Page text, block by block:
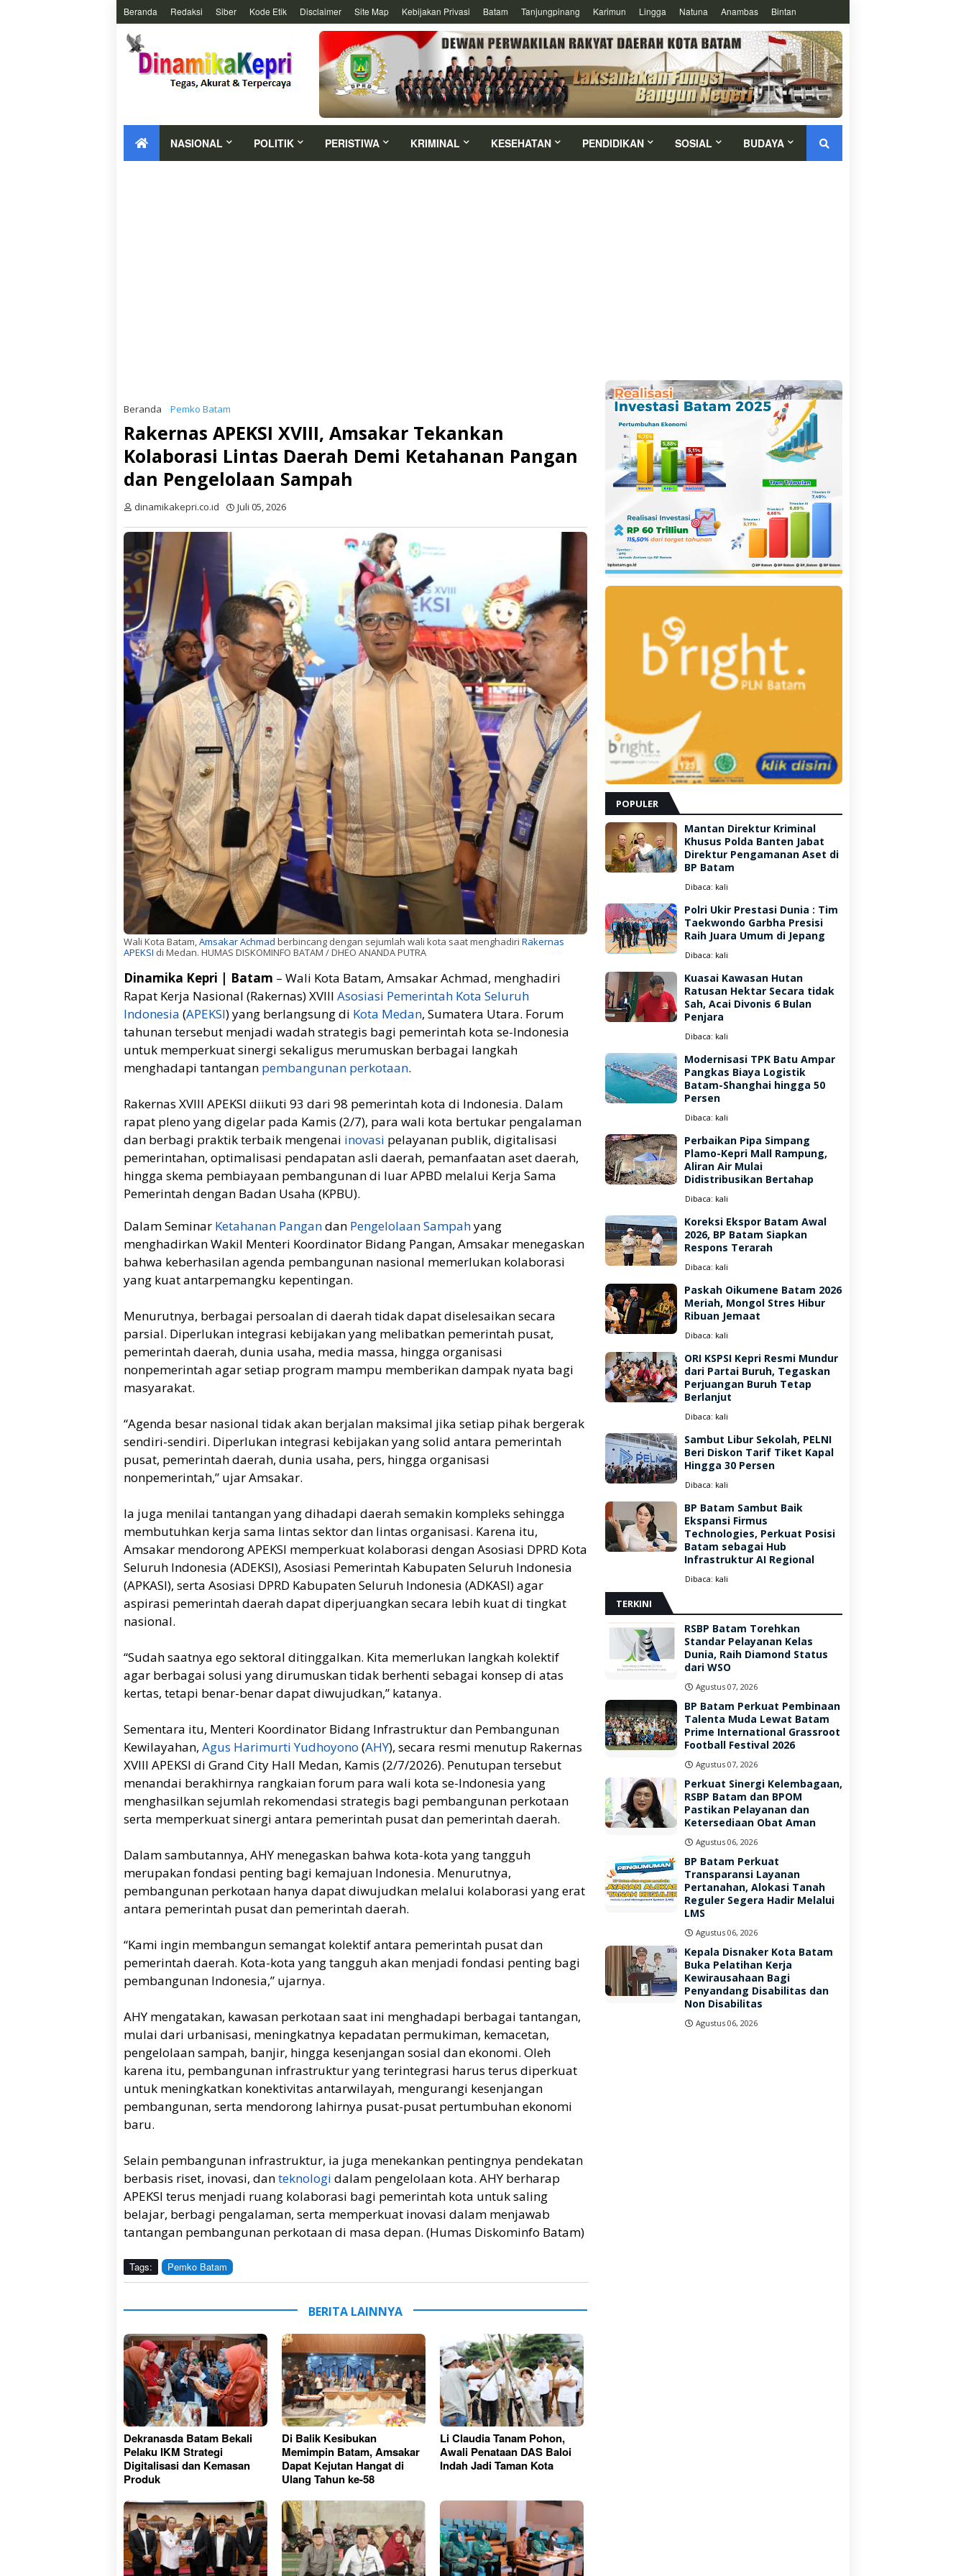
Beranda Redaksi Siber Kode Etik Disclaimer Site Map Kebijakan Privasi Batam Tanjungpinang Karimun Lingga Natuna Anambas Bintan
NASIONAL POLITIK PERISTIWA KRIMINAL KESEHATAN PENDIDIKAN SOSIAL BUDAYA
Beranda Pemko Batam
Rakernas APEKSI XVIII, Amsakar Tekankan
Kolaborasi Lintas Daerah Demi Ketahanan Pangan
dan Pengelolaan Sampah
dinamikakepri.co.id Juli 05, 2026
Wali Kota Batam,Amsakar Achmad berbincang dengan sejumlah wali kota saat menghadiri Rakernas
APEKSI di Medan. HUMAS DISKOMINFO BATAM / DHEO ANANDA PUTRA
Dinamika Kepri | Batam – Wali Kota Batam, Amsakar Achmad, menghadiri
Rapat Kerja Nasional (Rakernas) XVIII Asosiasi Pemerintah Kota Seluruh
Indonesia (APEKSI) yang berlangsung di Kota Medan, Sumatera Utara. Forum
tahunan tersebut menjadi wadah strategis bagi pemerintah kota se-Indonesia
untuk memperkuat sinergi sekaligus merumuskan berbagai langkah
menghadapi tantangan pembangunan perkotaan.
Rakernas XVIII APEKSI diikuti 93 dari 98 pemerintah kota di Indonesia. Dalam
rapat pleno yang digelar pada Kamis (2/7), para wali kota bertukar pengalaman
dan berbagi praktik terbaik mengenai inovasi pelayanan publik, digitalisasi
pemerintahan, optimalisasi pendapatan asli daerah, pemanfaatan aset daerah,
hingga skema pembiayaan pembangunan di luar APBD melalui Kerja Sama
Pemerintah dengan Badan Usaha (KPBU).
Dalam Seminar Ketahanan Pangandan Pengelolaan Sampahyang
menghadirkan Wakil Menteri Koordinator Bidang Pangan, Amsakar menegaskan
bahwa keberhasilan agenda pembangunan nasional memerlukan kolaborasi
yang kuat antarpemangku kepentingan.
Menurutnya, berbagai persoalan di daerah tidak dapat diselesaikan secara
parsial. Diperlukan integrasi kebijakan yang melibatkan pemerintah pusat,
pemerintah daerah, dunia usaha, media massa, hingga organisasi
nonpemerintah agar setiap program mampu memberikan dampak nyata bagi
masyarakat.
“Agenda besar nasional tidak akan berjalan maksimal jika setiap pihak bergerak
sendiri-sendiri. Diperlukan integrasi kebijakan yang solid antara pemerintah
pusat, pemerintah daerah, dunia usaha, pers, hingga organisasi
nonpemerintah,” ujar Amsakar.
Ia juga menilai tantangan yang dihadapi daerah semakin kompleks sehingga
membutuhkan kerja sama lintas sektor dan lintas organisasi. Karena itu,
Amsakar mendorong APEKSI memperkuat kolaborasi dengan Asosiasi DPRD Kota
Seluruh Indonesia (ADEKSI), Asosiasi Pemerintah Kabupaten Seluruh Indonesia
(APKASI), serta Asosiasi DPRD Kabupaten Seluruh Indonesia (ADKASI) agar
aspirasi pemerintah daerah dapat diperjuangkan secara lebih kuat di tingkat
nasional.
“Sudah saatnya ego sektoral ditinggalkan. Kita memerlukan langkah kolektif
agar berbagai solusi yang dirumuskan tidak berhenti sebagai konsep di atas
kertas, tetapi benar-benar dapat diwujudkan,” katanya.
Sementara itu, Menteri Koordinator Bidang Infrastruktur dan Pembangunan
Kewilayahan, Agus Harimurti Yudhoyono (AHY), secara resmi menutup Rakernas
XVIII APEKSI di Grand City Hall Medan, Kamis (2/7/2026). Penutupan tersebut
menandai berakhirnya rangkaian forum para wali kota se-Indonesia yang
menghasilkan sejumlah rekomendasi strategis bagi pembangunan perkotaan
serta memperkuat sinergi antara pemerintah pusat dan pemerintah daerah.
Dalam sambutannya, AHY menegaskan bahwa kota-kota yang tangguh
merupakan fondasi penting bagi kemajuan Indonesia. Menurutnya,
pembangunan perkotaan hanya dapat diwujudkan melalui kolaborasi yang erat
antara pemerintah pusat dan pemerintah daerah.
“Kami ingin membangun semangat kolektif antara pemerintah pusat dan
pemerintah daerah. Kota-kota yang tangguh akan menjadi fondasi penting bagi
pembangunan Indonesia,” ujarnya.
AHY mengatakan, kawasan perkotaan saat ini menghadapi berbagai tantangan,
mulai dari urbanisasi, meningkatnya kepadatan permukiman, kemacetan,
pengelolaan sampah, banjir, hingga kesenjangan sosial dan ekonomi. Oleh
karena itu, pembangunan infrastruktur yang terintegrasi harus terus diperkuat
untuk meningkatkan konektivitas antarwilayah, mengurangi kesenjangan
pembangunan, serta mendorong lahirnya pusat-pusat pertumbuhan ekonomi
baru.
Selain pembangunan infrastruktur, ia juga menekankan pentingnya pendekatan
berbasis riset, inovasi, danteknologi dalam pengelolaan kota. AHY berharap
APEKSI terus menjadi ruang kolaborasi bagi pemerintah kota untuk saling
belajar, berbagi pengalaman, serta memperkuat inovasi dalam menjawab
tantangan pembangunan perkotaan di masa depan. (Humas Diskominfo Batam)
Tags: Pemko Batam
BERITA LAINNYA
Dekranasda Batam Bekali
Pelaku IKM Strategi
Digitalisasi dan Kemasan
Produk
Di Balik Kesibukan
Memimpin Batam, Amsakar
Dapat Kejutan Hangat di
Ulang Tahun ke-58
Li Claudia Tanam Pohon,
Awali Penataan DAS Baloi
Indah Jadi Taman Kota
POPULER
Mantan Direktur Kriminal
Khusus Polda Banten Jabat
Direktur Pengamanan Aset di
BP Batam
Dibaca: kali
Polri Ukir Prestasi Dunia : Tim
Taekwondo Garbha Presisi
Raih Juara Umum di Jepang
Dibaca: kali
Kuasai Kawasan Hutan
Ratusan Hektar Secara tidak
Sah, Acai Divonis 6 Bulan
Penjara
Dibaca: kali
Modernisasi TPK Batu Ampar
Pangkas Biaya Logistik
Batam-Shanghai hingga 50
Persen
Dibaca: kali
Perbaikan Pipa Simpang
Plamo-Kepri Mall Rampung,
Aliran Air Mulai
Didistribusikan Bertahap
Dibaca: kali
Koreksi Ekspor Batam Awal
2026, BP Batam Siapkan
Respons Terarah
Dibaca: kali
Paskah Oikumene Batam 2026
Meriah, Mongol Stres Hibur
Ribuan Jemaat
Dibaca: kali
ORI KSPSI Kepri Resmi Mundur
dari Partai Buruh, Tegaskan
Perjuangan Buruh Tetap
Berlanjut
Dibaca: kali
Sambut Libur Sekolah, PELNI
Beri Diskon Tarif Tiket Kapal
Hingga 30 Persen
Dibaca: kali
BP Batam Sambut Baik
Ekspansi Firmus
Technologies, Perkuat Posisi
Batam sebagai Hub
Infrastruktur AI Regional
Dibaca: kali
TERKINI
RSBP Batam Torehkan
Standar Pelayanan Kelas
Dunia, Raih Diamond Status
dari WSO
Agustus 07, 2026
BP Batam Perkuat Pembinaan
Talenta Muda Lewat Batam
Prime International Grassroot
Football Festival 2026
Agustus 07, 2026
Perkuat Sinergi Kelembagaan,
RSBP Batam dan BPOM
Pastikan Pelayanan dan
Ketersediaan Obat Aman
Agustus 06, 2026
BP Batam Perkuat
Transparansi Layanan
Pertanahan, Alokasi Tanah
Reguler Segera Hadir Melalui
LMS
Agustus 06, 2026
Kepala Disnaker Kota Batam
Buka Pelatihan Kerja
Kewirausahaan Bagi
Penyandang Disabilitas dan
Non Disabilitas
Agustus 06, 2026